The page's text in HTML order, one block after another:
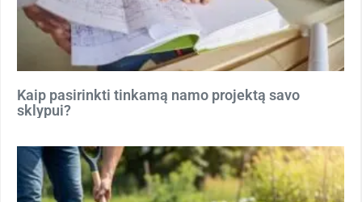
Kaip pasirinkti tinkamą namo projektą savo
sklypui?